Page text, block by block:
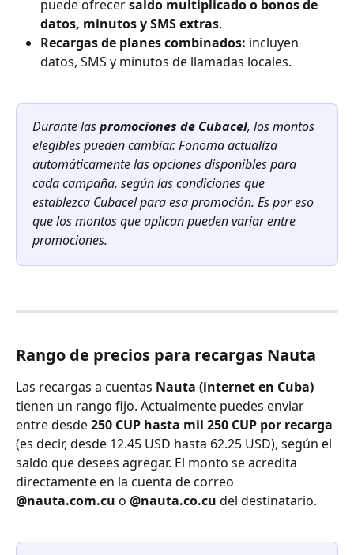
puede ofrecer saldo multiplicado o bonos de
datos, minutos y SMS extras.
Recargas de planes combinados: incluyen
datos, SMS y minutos de llamadas locales.
Durante las promociones de Cubacel, los montos
elegibles pueden cambiar. Fonoma actualiza
automáticamente las opciones disponibles para
cada campaña, según las condiciones que
establezca Cubacel para esa promoción. Es por eso
que los montos que aplican pueden variar entre
promociones.
Rango de precios para recargas Nauta
Las recargas a cuentas Nauta (internet en Cuba)
tienen un rango fijo. Actualmente puedes enviar
entre desde 250 CUP hasta mil 250 CUP por recarga
(es decir, desde 12.45 USD hasta 62.25 USD), según el
saldo que desees agregar. El monto se acredita
directamente en la cuenta de correo
@nauta.com.cu o @nauta.co.cu del destinatario.